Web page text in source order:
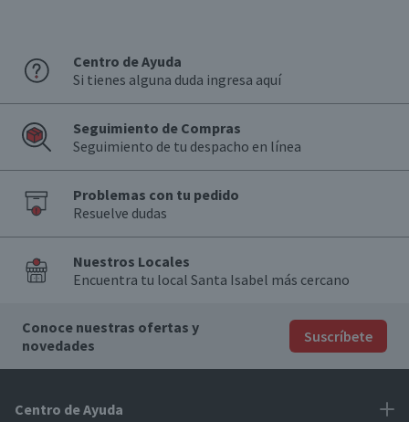
Centro de Ayuda
Si tienes alguna duda ingresa aquí
Seguimiento de Compras
Seguimiento de tu despacho en línea
Problemas con tu pedido
Resuelve dudas
Nuestros Locales
Encuentra tu local Santa Isabel más cercano
Conoce nuestras ofertas y
novedades
Suscríbete
Centro de Ayuda